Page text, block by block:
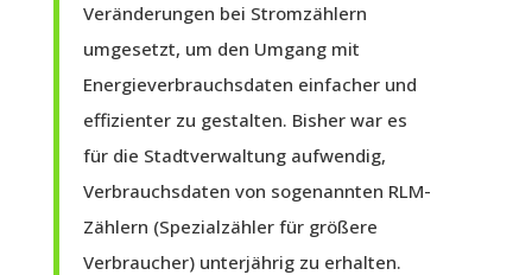
Veränderungen bei Stromzählern
umgesetzt, um den Umgang mit
Energieverbrauchsdaten einfacher und
effizienter zu gestalten. Bisher war es
für die Stadtverwaltung aufwendig,
Verbrauchsdaten von sogenannten RLM-
Zählern (Spezialzähler für größere
Verbraucher) unterjährig zu erhalten.